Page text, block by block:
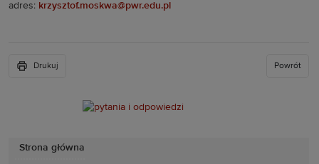
Strona główna
adres: krzysztof.moskwa@pwr.edu.pl
Drukuj Powrót